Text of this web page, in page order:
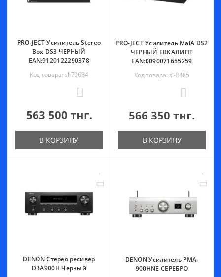
PRO-JECT Усилитель Stereo
Вох DS3 ЧЕРНЫЙ
EAN:9120122290378
Код товара: sl-79684
563 500 тнг.
В КОРЗИНУ
PRO-JECT Усилитель MaiA DS2
ЧЕРНЫЙ ЕВКАЛИПТ
EAN:0090071655259
Код товара: sl-8485
566 350 тнг.
В КОРЗИНУ
DENON Стерео ресивер
DRA900H Черный
DENON Усилитель PMA-
900HNE СЕРЕБРО